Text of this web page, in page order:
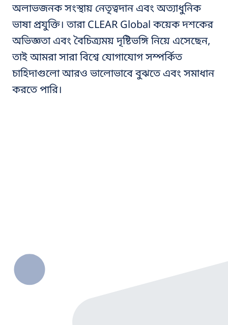
অলাভজনক সংস্থায় নেতৃত্বদান এবং অত্যাধুনিক
ভাষা প্রযুক্তি। তারা CLEAR Global কয়েক দশকের
অভিজ্ঞতা এবং বৈচিত্র্যময় দৃষ্টিভঙ্গি নিয়ে এসেছেন,
তাই আমরা সারা বিশ্বে যোগাযোগ সম্পর্কিত
চাহিদাগুলো আরওভালোভাবেবুঝতে এবং সমাধান
করতে পারি।